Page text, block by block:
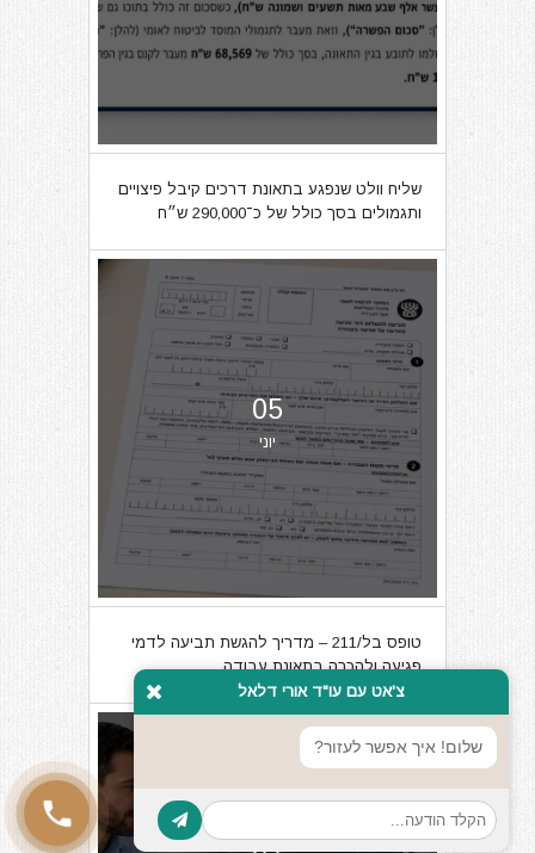
שליח וולט שנפגע בתאונת דרכים קיבל פיצויים
ותגמולים בסך כולל של כ־290,000 ש״ח
05
יוני
טופס בל/211 – מדריך להגשת תביעה לדמי
פגיעה ולהכרה בתאונת עבודה
צ'אט עם עו"ד אורי דלאל
שלום! איך אפשר לעזור?